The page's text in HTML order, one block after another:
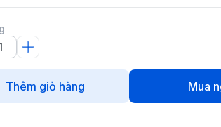
Thêm giỏ hàng Mua